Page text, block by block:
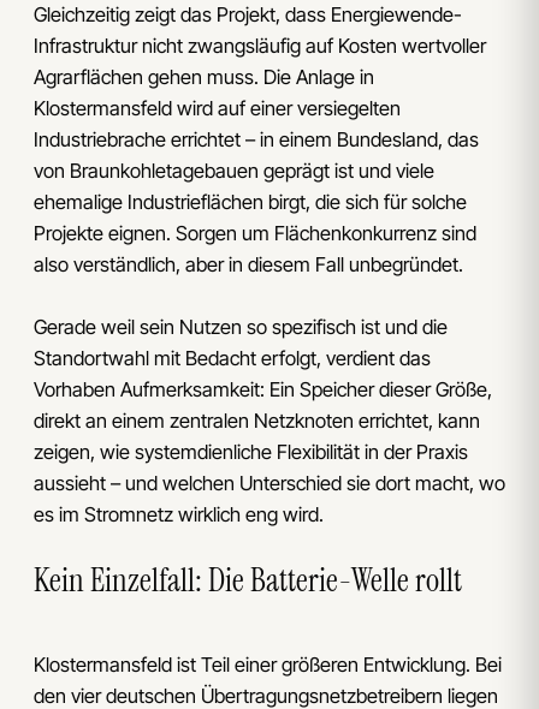
Gleichzeitig zeigt das Projekt, dass Energiewende-
Infrastruktur nicht zwangsläufig auf Kosten wertvoller
Agrarflächen gehen muss. Die Anlage in
Klostermansfeld wird auf einer versiegelten
Industriebrache errichtet – in einem Bundesland, das
von Braunkohletagebauen geprägt ist und viele
ehemalige Industrieflächen birgt, die sich für solche
Projekte eignen. Sorgen um Flächenkonkurrenz sind
also verständlich, aber in diesem Fall unbegründet.
Gerade weil sein Nutzen so spezifisch ist und die
Standortwahl mit Bedacht erfolgt, verdient das
Vorhaben Aufmerksamkeit: Ein Speicher dieser Größe,
direkt an einem zentralen Netzknoten errichtet, kann
zeigen, wie systemdienliche Flexibilität in der Praxis
aussieht – und welchen Unterschied sie dort macht, wo
es im Stromnetz wirklich eng wird.
Kein Einzelfall: Die Batterie-Welle rollt
Klostermansfeld ist Teil einer größeren Entwicklung. Bei
den vier deutschen Übertragungsnetzbetreibern liegen